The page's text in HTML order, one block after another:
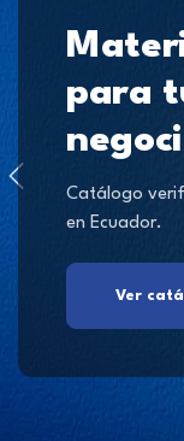
para
Catálogo
en Ecuador.
Ver